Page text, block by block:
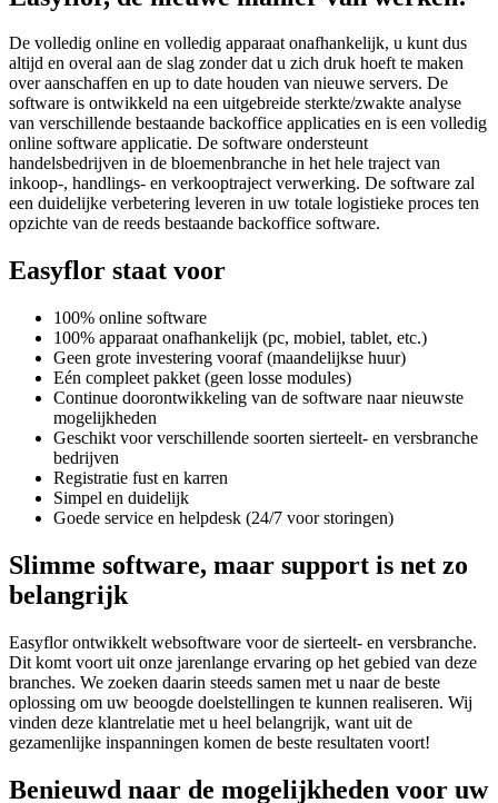
De volledig online en volledig apparaat onafhankelijk, u kunt dus
altijd en overal aan de slag zonder dat u zich druk hoeft te maken
over aanschaffen en up to date houden van nieuwe servers. De
software is ontwikkeld na een uitgebreide sterkte/zwakte analyse
van verschillende bestaande backoffice applicaties en is een volledig
online software applicatie. De software ondersteunt
handelsbedrijven in de bloemenbranche in het hele traject van
inkoop-, handlings- en verkooptraject verwerking. De software zal
een duidelijke verbetering leveren in uw totale logistieke proces ten
opzichte van de reeds bestaande backoffice software.
Easyflor staat voor
100% online software
100% apparaat onafhankelijk (pc, mobiel, tablet, etc.)
Geen grote investering vooraf (maandelijkse huur)
Eén compleet pakket (geen losse modules)
Continue doorontwikkeling van de software naar nieuwste
mogelijkheden
Geschikt voor verschillende soorten sierteelt- en versbranche
bedrijven
Registratie fust en karren
Simpel en duidelijk
Goede service en helpdesk (24/7 voor storingen)
Slimme software, maar support is net zo
belangrijk
Easyflor ontwikkelt websoftware voor de sierteelt- en versbranche.
Dit komt voort uit onze jarenlange ervaring op het gebied van deze
branches. We zoeken daarin steeds samen met u naar de beste
oplossing om uw beoogde doelstellingen te kunnen realiseren. Wij
vinden deze klantrelatie met u heel belangrijk, want uit de
gezamenlijke inspanningen komen de beste resultaten voort!
Benieuwd naar de mogelijkheden voor uw